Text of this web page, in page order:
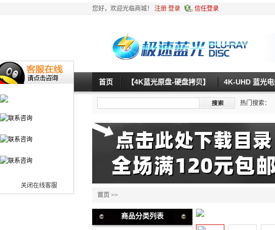
关闭在线客服
您好，欢迎光临商城！ 注册 登录 信任登录
首页 【4K蓝光原盘-硬盘拷贝】 4K-UHD 蓝光
热门搜索：
首页 >>
商品分类列表